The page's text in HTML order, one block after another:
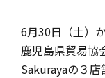
6月30日（土）
鹿児島県貿易協
Sakurayaの３